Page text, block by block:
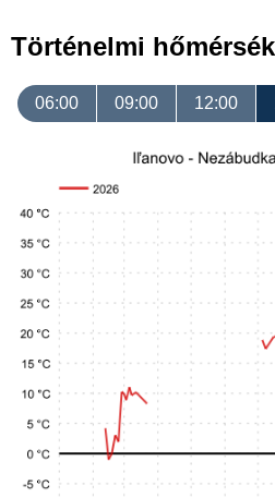
Történelmi
06:00 09:00 12:00